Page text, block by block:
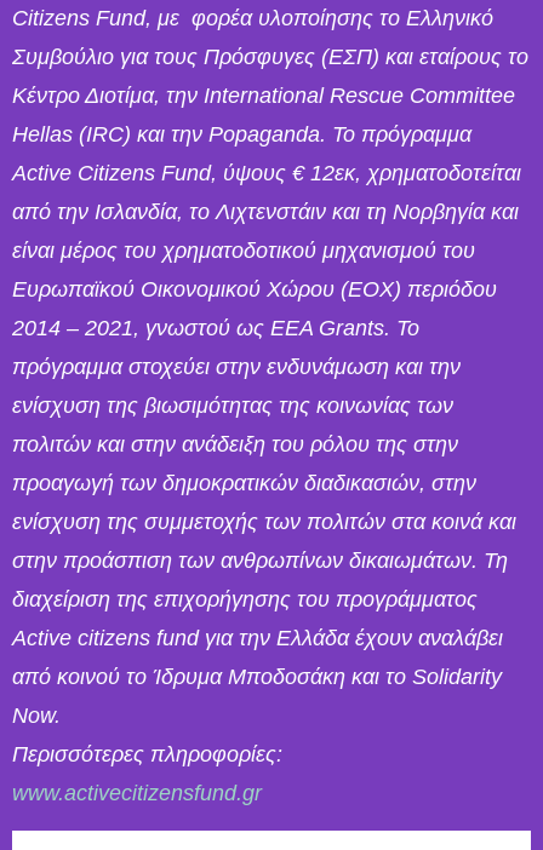
Citizens Fund, με φορέα υλοποίησης το Ελληνικό
Συμβούλιο για τους Πρόσφυγες (ΕΣΠ) και εταίρους το
Κέντρο Διοτίμα, την International Rescue Committee
Hellas (IRC) και την Popaganda. Το πρόγραμμα
Active Citizens Fund, ύψους € 12εκ, χρηματοδοτείται
από την Ισλανδία, το Λιχτενστάιν και τη Νορβηγία και
είναι μέρος του χρηματοδοτικού μηχανισμού του
Ευρωπαϊκού Οικονομικού Χώρου (ΕΟΧ) περιόδου
2014 – 2021, γνωστού ως EEA Grants. Το
πρόγραμμα στοχεύει στην ενδυνάμωση και την
ενίσχυση της βιωσιμότητας της κοινωνίας των
πολιτών και στην ανάδειξη του ρόλου της στην
προαγωγή των δημοκρατικών διαδικασιών, στην
ενίσχυση της συμμετοχής των πολιτών στα κοινά και
στην προάσπιση των ανθρωπίνων δικαιωμάτων. Τη
διαχείριση της επιχορήγησης του προγράμματος
Active citizens fund για την Ελλάδα έχουν αναλάβει
από κοινού το Ίδρυμα Μποδοσάκη και το Solidarity
Now.
Περισσότερες πληροφορίες:
www.activecitizensfund.gr